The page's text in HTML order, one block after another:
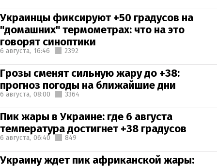
Украинцы фиксируют +50 градусов на
"домашних" термометрах: что на это
говорят синоптики
6 августа, 16:46 2392
Грозы сменят сильную жару до +38:
прогноз погоды на ближайшие дни
6 августа, 08:00 3364
Пик жары в Украине: где 6 августа
температура достигнет +38 градусов
6 августа, 06:40 849
Украину ждет пик африканской жары: